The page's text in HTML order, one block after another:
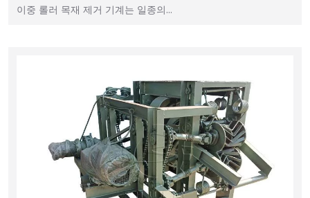
이중 롤러 목재 제거 기계는 일종의…